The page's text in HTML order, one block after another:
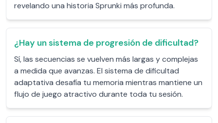
revelando una historia Sprunki más profunda.
¿Hay un sistema de progresión de dificultad?
Sí, las secuencias se vuelven más largas y complejas
a medida que avanzas. El sistema de dificultad
adaptativa desafía tu memoria mientras mantiene un
flujo de juego atractivo durante toda tu sesión.